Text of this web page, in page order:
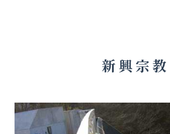
新興宗教